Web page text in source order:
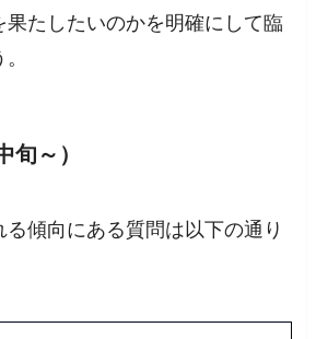
果たしたいのかを明確にして臨
旬～）
傾向にある質問は以下の通り